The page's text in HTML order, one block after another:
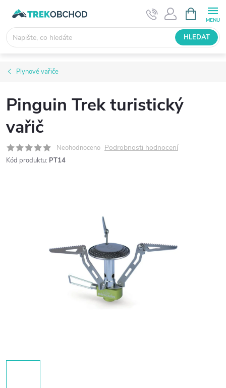
obsah
NÁKUPNÍ
KOŠÍK
HLEDAT
Plynové vařiče
Pinguin Trek turistický
vařič
Neohodnoceno Podrobnosti hodnocení
Kód produktu: PT14